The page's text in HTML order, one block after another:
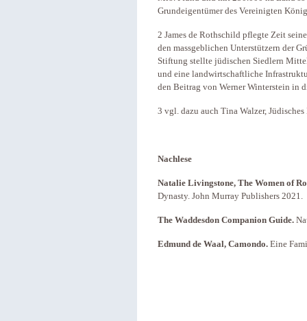
Grundeigentümer des Vereinigten
2 James de Rothschild pflegte Zeit
den massgeblichen Unterstützern der
Stiftung stellte jüdischen Siedlern
und eine landwirtschaftliche
den Beitrag von Werner Winterstein in
3 vgl. dazu auch Tina Walzer,
Nachlese
Natalie Livingstone, The Women of
Dynasty. John Murray Publishers 2021.
The Waddesdon Companion Guide.
Edmund de Waal, Camondo. Eine